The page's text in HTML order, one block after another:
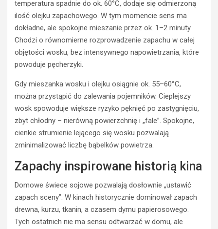
temperatura spadnie do ok. 60°C, dodaje się odmierzoną
ilość olejku zapachowego. W tym momencie sens ma
dokładne, ale spokojne mieszanie przez ok. 1–2 minuty.
Chodzi o równomierne rozprowadzenie zapachu w całej
objętości wosku, bez intensywnego napowietrzania, które
powoduje pęcherzyki.
Gdy mieszanka wosku i olejku osiągnie ok. 55–60°C,
można przystąpić do zalewania pojemników. Cieplejszy
wosk spowoduje większe ryzyko pęknięć po zastygnięciu,
zbyt chłodny – nierówną powierzchnię i „fale”. Spokojne,
cienkie strumienie lejącego się wosku pozwalają
zminimalizować liczbę bąbelków powietrza.
Zapachy inspirowane historią kina
Domowe świece sojowe pozwalają dosłownie „ustawić
zapach sceny”. W kinach historycznie dominował zapach
drewna, kurzu, tkanin, a czasem dymu papierosowego.
Tych ostatnich nie ma sensu odtwarzać w domu, ale